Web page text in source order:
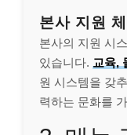
본사 지원
본사의 지원 시
있습니다. 교육,
원 시스템을 갖
력하는 문화를